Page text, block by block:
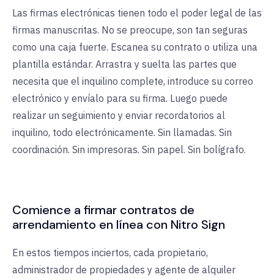
Las firmas electrónicas tienen todo el poder legal de las
firmas manuscritas. No se preocupe, son tan seguras
como una caja fuerte. Escanea su contrato o utiliza una
plantilla estándar. Arrastra y suelta las partes que
necesita que el inquilino complete, introduce su correo
electrónico y envíalo para su firma. Luego puede
realizar un seguimiento y enviar recordatorios al
inquilino, todo electrónicamente. Sin llamadas. Sin
coordinación. Sin impresoras. Sin papel. Sin bolígrafo.
Comience a firmar contratos de
arrendamiento en línea con Nitro Sign
En estos tiempos inciertos, cada propietario,
administrador de propiedades y agente de alquiler